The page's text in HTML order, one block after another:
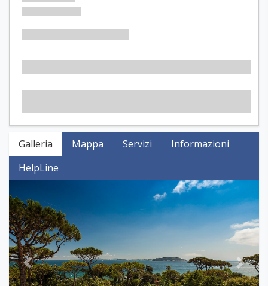
Galleria Mappa Servizi
Informazioni
HelpLine
Previous Next